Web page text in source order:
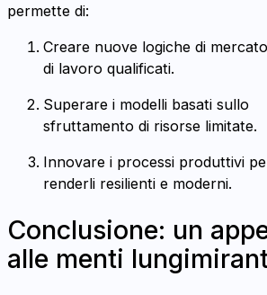
permette di:
Creare nuove logiche di
di lavoro qualificati.
Superare i modelli basati sullo
sfruttamento di risorse limitate.
Innovare i processi produttivi
renderli resilienti e moderni.
Conclusione: un
alle menti